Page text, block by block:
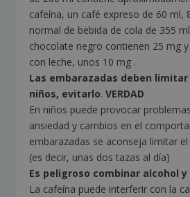
cafeína, un café expreso de 60 ml,
normal de bebida de cola de 355
chocolate negro contienen 25 mg
con leche, unos 10 mg .
Las embarazadas deben
niños, evitarlo.VERDAD
En niños puede provocar
ansiedad y cambios en el
embarazadas se aconseja limitar
(es decir, unas dos tazas al día)
Es peligroso combinar alcohol y
La cafeína puede interferir con la